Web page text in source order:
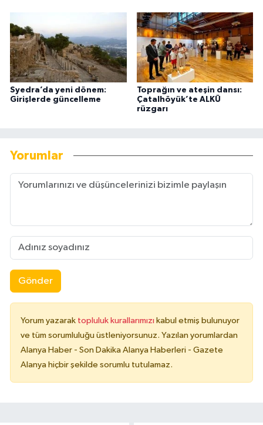
Syedra’da yeni dönem:
Girişlerde güncelleme
Toprağın ve ateşin dansı:
Çatalhöyük’te ALKÜ
rüzgarı
Yorumlar
Gönder
Yorum yazarak topluluk kurallarımızı kabul etmiş bulunuyor
ve tüm sorumluluğu üstleniyorsunuz. Yazılan yorumlardan
Alanya Haber - Son Dakika Alanya Haberleri - Gazete
Alanya hiçbir şekilde sorumlu tutulamaz.